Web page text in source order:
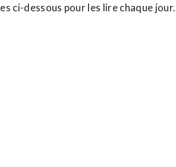
ci-dessous pour les lire chaque jour.